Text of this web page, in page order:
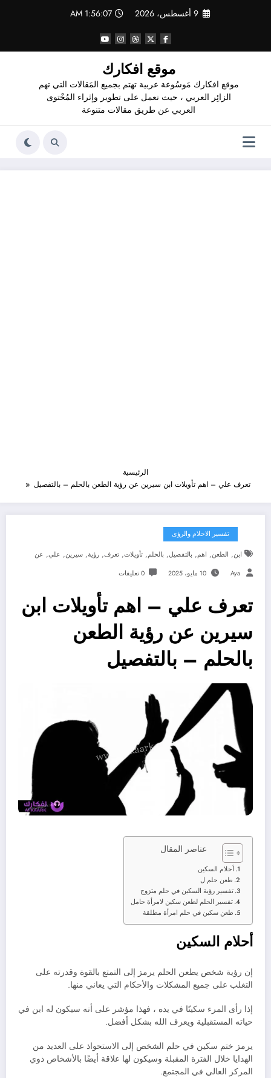
9 أغسطس، 2026 1:56:08 AM
موقع افكارك
موقع افكارك مَوسُوعة عربية تهتم بجميع المَقالات التي تهم
الزائِر العربي ، حيث نعمل على تطوير وإثراء المُحْتوى
العربي عن طريق مقالات متنوعة
الرئيسية
تعرف علي – اهم تأويلات ابن سيرين عن رؤية الطعن بالحلم – بالتفصيل
تفسير الاحلام والرؤى
ابن, الطعن, اهم, بالتفصيل, بالحلم, تأويلات, تعرف, رؤية, سيرين, علي, عن
Aya 10 مايو، 2025 0 تعليقات
تعرف علي – اهم تأويلات ابن
سيرين عن رؤية الطعن
بالحلم – بالتفصيل
عناصر المقال
أحلام السكين
طعن حلم ل
تفسير رؤية السكين في حلم متزوج
تفسير الحلم لطعن سكين لامرأة حامل
طعن سكين في حلم امرأة مطلقة
أحلام السكين
إن رؤية شخص يطعن الحلم يرمز إلى التمتع بالقوة وقدرته على
التغلب على جميع المشكلات والأحكام التي يعاني منها.
إذا رأى المرء سكينًا في يده ، فهذا مؤشر على أنه سيكون له ابن في
حياته المستقبلية ويعرف الله بشكل أفضل.
يرمز ختم سكين في حلم الشخص إلى الاستحواذ على العديد من
الهدايا خلال الفترة المقبلة وسيكون لها علاقة أيضًا بالأشخاص ذوي
المركز العالي في المجتمع.